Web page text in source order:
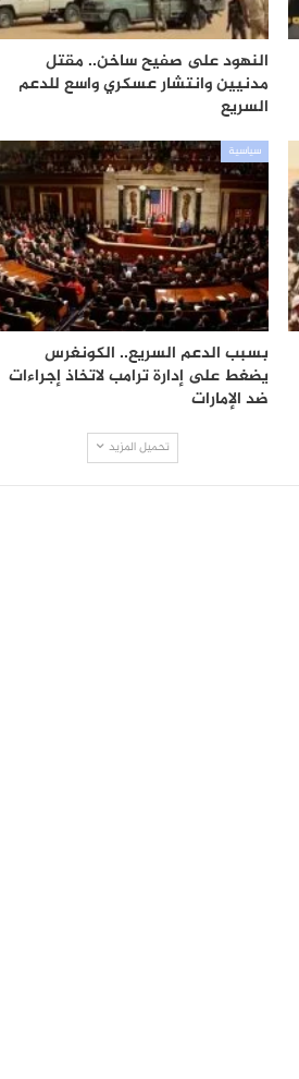
النهود على صفيح ساخن.. مقتل
مدنيين وانتشار عسكري واسع للدعم
السريع
سياسية
بسبب الدعم السريع.. الكونغرس
يضغط على إدارة ترامب لاتخاذ إجراءات
ضد الإمارات
تحميل المزيد